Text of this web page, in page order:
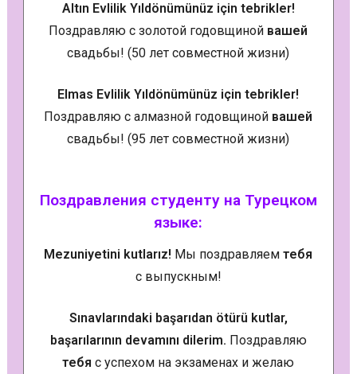
Altın Evlilik Yıldönümünüz için tebrikler!
Поздравляю с золотой годовщиной вашей
свадьбы! (50 лет совместной жизни)
Elmas Evlilik Yıldönümünüz için tebrikler!
Поздравляю с алмазной годовщиной вашей
свадьбы! (95 лет совместной жизни)
Поздравления студенту на Турецком
языке:
Mezuniyetini kutlarız! Мы поздравляемтебя
с выпускным!
Sınavlarındaki başarıdan ötürü kutlar,
başarılarının devamını dilerim. Поздравляю
тебя с успехом на экзаменах и желаю